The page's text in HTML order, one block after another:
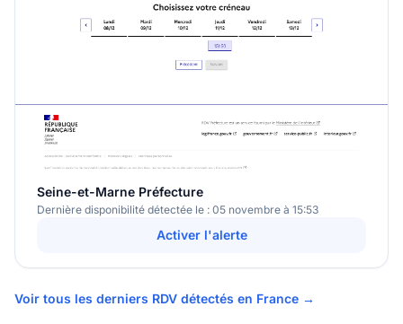
Seine-et-Marne Préfecture
Dernière disponibilité détectée le : 05 novembre à 15:53
Activer l'alerte
Voir tous les derniers RDV détectés en France →